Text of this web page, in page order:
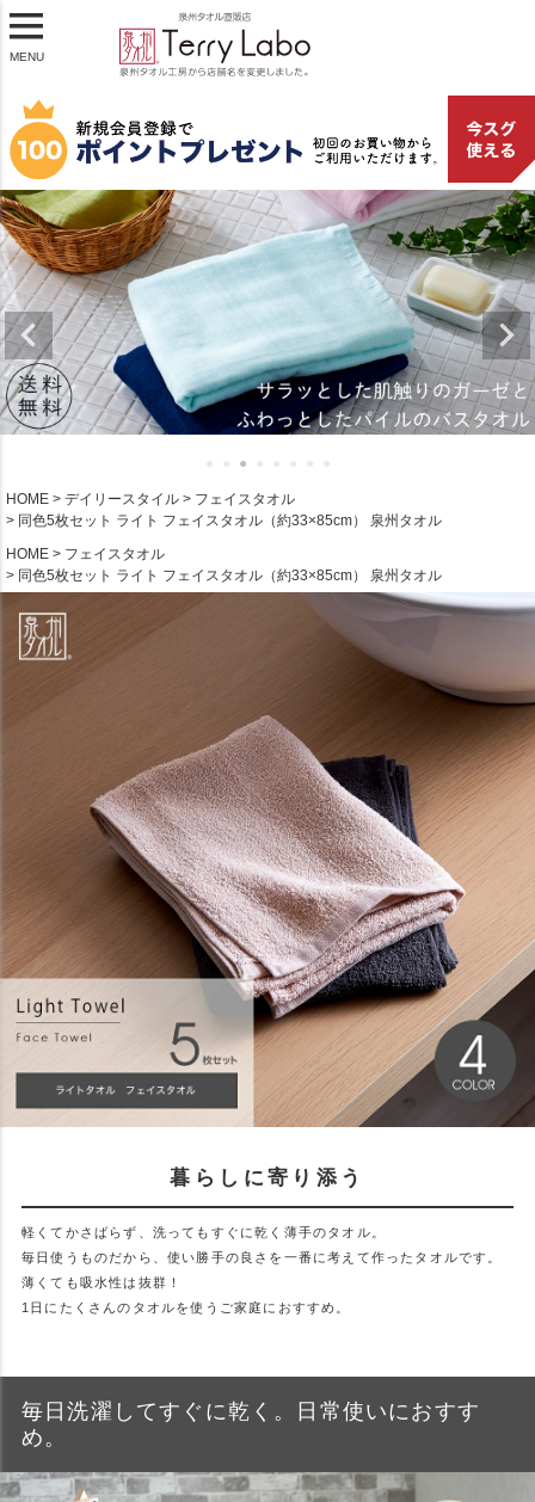
MENU
HOME デイリースタイル
フェイスタオル
同色5枚セット ライト フェイスタオル（約33×85cm） 泉州タオル
HOME
フェイスタオル
同色5枚セット ライト フェイスタオル（約33×85cm） 泉州タオル
暮らしに寄り添う
軽くてかさばらず、洗ってもすぐに乾く薄手のタオル。
毎日使うものだから、使い勝手の良さを一番に考えて作ったタオルです。
薄くても吸水性は抜群！
1日にたくさんのタオルを使うご家庭におすすめ。
毎日洗濯してすぐに乾く。日常使いにおすす
め。